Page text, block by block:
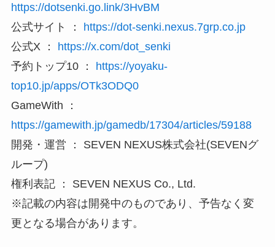
https://dotsenki.go.link/3HvBM
公式サイト ： https://dot-senki.nexus.7grp.co.jp
公式X ： https://x.com/dot_senki
予約トップ10 ： https://yoyaku-
top10.jp/apps/OTk3ODQ0
GameWith ：
https://gamewith.jp/gamedb/17304/articles/59188
開発・運営 ： SEVEN NEXUS株式会社(SEVENグ
ループ)
権利表記 ： SEVEN NEXUS Co., Ltd.
※記載の内容は開発中のものであり、予告なく変
更となる場合があります。